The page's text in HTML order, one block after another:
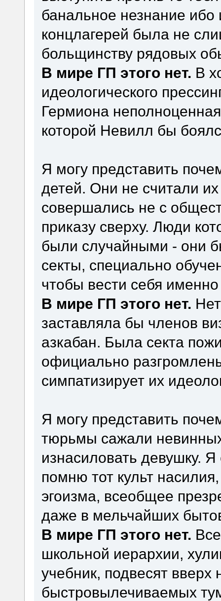
банальное незнание
концлагерей была не
больщинству рядовых
В мире ГП этого нет. В
идеологического
Гермиона
которой Невилл бы
Я могу представить
детей. Они не считали
совершались не с
приказу сверху. Люди
были случайными - они
секты, специально
чтобы вести себя
В мире ГП этого нет.
заставляла бы членов
азкабан. Была секта
официально
симпатизирует их
Я могу представить
тюрьмы сажали
изнасиловать девушку.
помню тот культ
эгоизма, всеобщее
даже в мельчайших
В мире ГП этого нет.
школьной иерархии,
учебник, подвесят вверх
быстровылечиваемых